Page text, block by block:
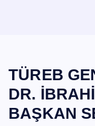
TÜREB
DR.
BAŞKAN